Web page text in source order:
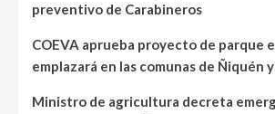
preventivo de Carabineros
COEVA aprueba proyecto de parque
emplazará en las comunas de Ñiquén
Ministro de agricultura decreta